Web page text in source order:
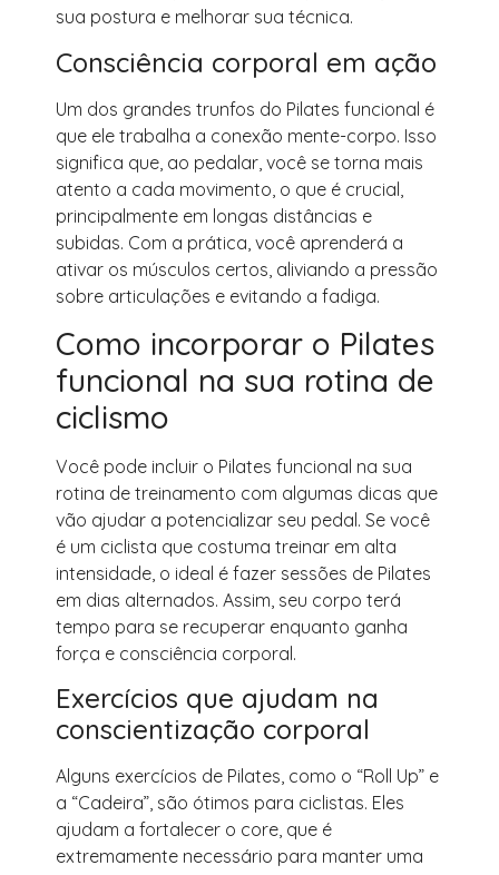
sua postura e melhorar sua técnica.
Consciência corporal em ação
Um dos grandes trunfos do Pilates funcional é
que ele trabalha a conexão mente-corpo. Isso
significa que, ao pedalar, você se torna mais
atento a cada movimento, o que é crucial,
principalmente em longas distâncias e
subidas. Com a prática, você aprenderá a
ativar os músculos certos, aliviando a pressão
sobre articulações e evitando a fadiga.
Como incorporar o Pilates
funcional na sua rotina de
ciclismo
Você pode incluir o Pilates funcional na sua
rotina de treinamento com algumas dicas que
vão ajudar a potencializar seu pedal. Se você
é um ciclista que costuma treinar em alta
intensidade, o ideal é fazer sessões de Pilates
em dias alternados. Assim, seu corpo terá
tempo para se recuperar enquanto ganha
força e consciência corporal.
Exercícios que ajudam na
conscientização corporal
Alguns exercícios de Pilates, como o “Roll Up” e
a “Cadeira”, são ótimos para ciclistas. Eles
ajudam a fortalecer o core, que é
extremamente necessário para manter uma